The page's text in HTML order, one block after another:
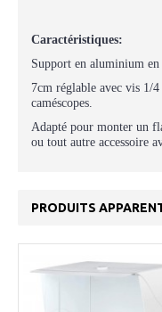
Caractéristiques:
Support en aluminium
7cm réglable avec vis 1/
caméscopes.
Adapté pour monter un
ou tout autre accessoire
PRODUITS